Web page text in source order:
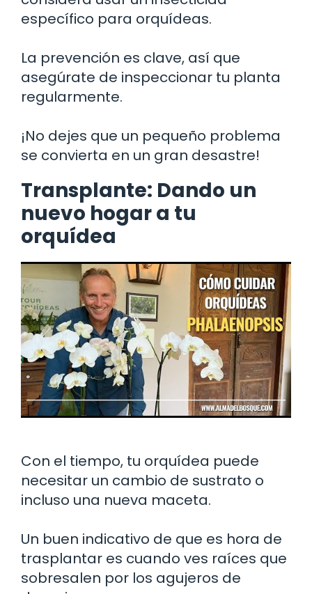
específico para orquídeas.
La prevención es clave, así que
asegúrate de inspeccionar tu planta
regularmente.
¡No dejes que un pequeño problema
se convierta en un gran desastre!
Transplante: Dando un
nuevo hogar a tu
orquídea
Con el tiempo, tu orquídea puede
necesitar un cambio de sustrato o
incluso una nueva maceta.
Un buen indicativo de que es hora de
trasplantar es cuando ves raíces que
sobresalen por los agujeros de